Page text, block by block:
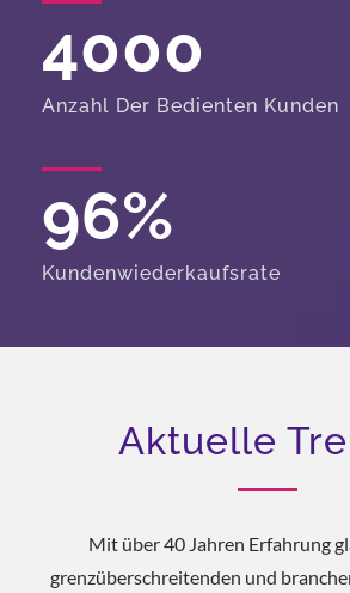
4000
Anzahl Der Bedienten Kunden
96%
Kundenwiederkaufsrate
Aktuelle
Mit über 40 Jahren Erfahrung
grenzüberschreitenden und